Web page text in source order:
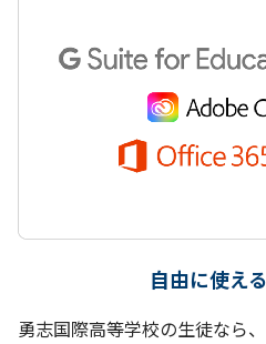
自由に使え
勇志国際高等学校の生徒なら